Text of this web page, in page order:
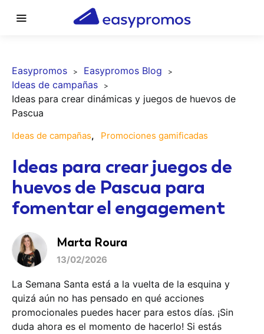
Easypromos
Easypromos Blog
Ideas de campañas
Ideas para crear dinámicas y juegos de huevos de
Pascua
Ideas de campañas Promociones gamificadas
Ideas para crear juegos de
huevos de Pascua para
fomentar el engagement
Marta Roura
13/02/2026
La Semana Santa está a la vuelta de la esquina y
quizá aún no has pensado en qué acciones
promocionales puedes hacer para estos días. ¡Sin
duda ahora es el momento de hacerlo! Si estás